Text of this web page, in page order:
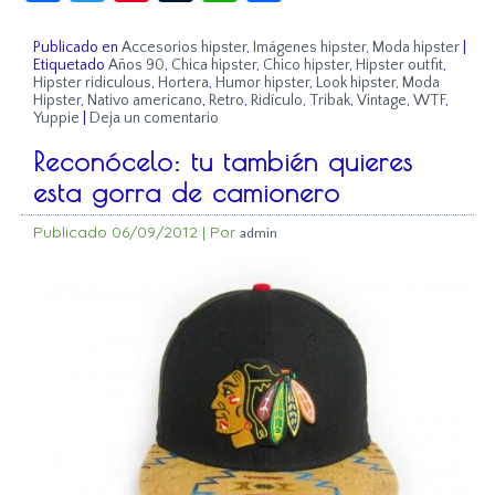
Publicado en Accesorios hipster, Imágenes hipster, Moda hipster
Etiquetado Años 90, Chica hipster, Chico hipster, Hipster outfit,
Hipster ridiculous, Hortera, Humor hipster, Look hipster, Moda
Hipster, Nativo americano, Retro, Ridículo, Tribak,Vintage,WTF,
Yuppie
Deja un comentario
Reconócelo: tu también quieres
esta gorra de camionero
Publicado 06/09/2012 | Por admin